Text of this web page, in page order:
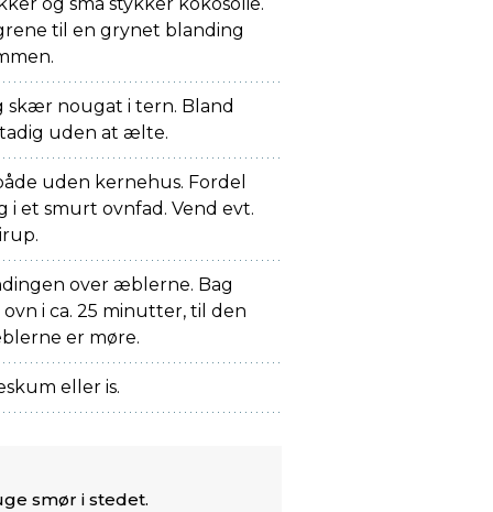
til en grynet blanding
skær nougat i tern. Bland
uden at ælte.
uden kernehus. Fordel
i et smurt ovnfad. Vend evt.
over æblerne. Bag
ovn i ca. 25 minutter, til den
er møre.
eller is.
smør i stedet.